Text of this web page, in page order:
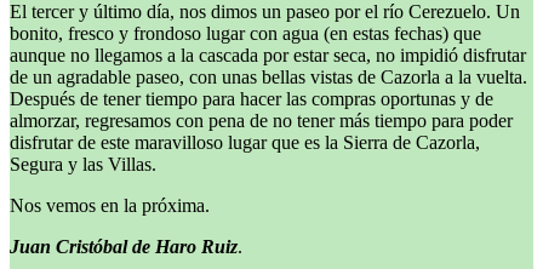
El tercer y último día, nos dimos un paseo por el río Cerezuelo. Un
bonito, fresco y frondoso lugar con agua (en estas fechas) que
aunque no llegamos a la cascada por estar seca, no impidió disfrutar
de un agradable paseo, con unas bellas vistas de Cazorla a la vuelta.
Después de tener tiempo para hacer las compras oportunas y de
almorzar, regresamos con pena de no tener más tiempo para poder
disfrutar de este maravilloso lugar que es la Sierra de Cazorla,
Segura y las Villas.
Nos vemos en la próxima.
Juan Cristóbal de Haro Ruiz.